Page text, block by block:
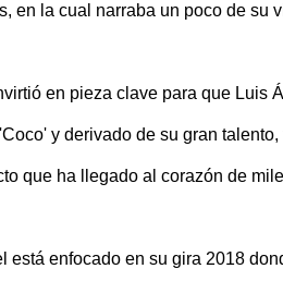
en la cual narraba un poco de su
en pieza clave para que Luis
y derivado de su gran
que ha llegado al corazón de
está enfocado en su gira 2018